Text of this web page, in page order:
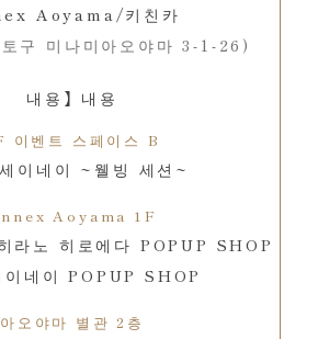
Aoyama/키친카
구 미나미아오야마 3-1-26)
내용】내용
이벤트 스페이스 B
이네이 ~웰빙 세션~
Aoyama 1F
라노 히로에다 POPUP SHOP
이네이 POPUP SHOP
아오야마 별관 2층